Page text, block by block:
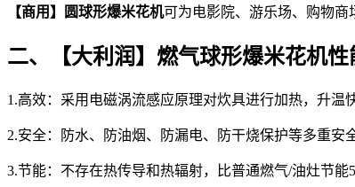
【商用】圆球形爆米花机可为电影院、游乐场、购物商
二、【大利润】燃气球形爆米花机性
1.高效：采用电磁涡流感应原理对炊具进行加热，升温
2.安全：防水、防油烟、防漏电、防干烧保护等多重安
3.节能：不存在热传导和热辐射，比普通燃气/油灶节能